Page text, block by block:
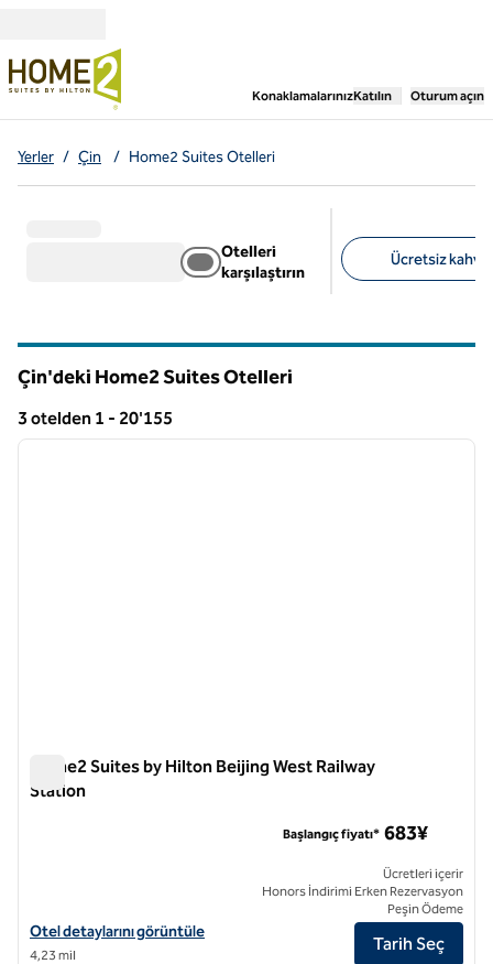
Konaklamalarınız,Yeni bir sekme
Katılın Oturum açın
Yerler / Çin / Home2 Suites Otelleri
Otelleri
karşılaştırın
Ücretsiz
Çin'deki Home2 Suites Otelleri
3 otelden 1 - 20'155
155 otel gösteriliyor
1 / 12
Home2 Suites by Hilton Beijing West Railway
Station
Home2 Suites by Hilton Beijing West Tren İstasyonu için otel
Otel detaylarını görüntüle
4,23 mil
Başlangıç fiyatı* 683¥
Ücretleri içerir
Honors İndirimi Erken Rezervasyon
Peşin Ödeme
Tarih Seç